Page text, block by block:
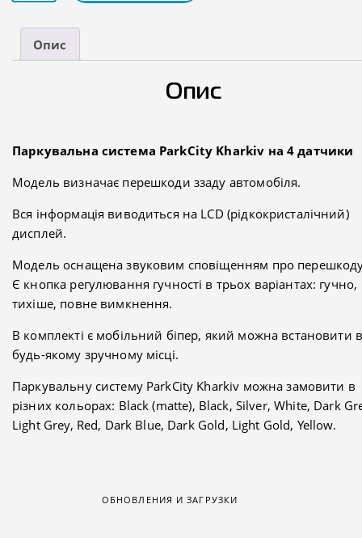
6128-
кількість
Опис
Опис
Паркувальна система ParkCity Kharkiv на 4 датчики
Модель визначає перешкоди ззаду автомобіля.
Вся інформація виводиться на LCD (рідкокристалічний)
дисплей.
Модель оснащена звуковим сповіщенням про
Є кнопка регулювання гучності в трьох варіантах: гучно,
тихіше, повне вимкнення.
В комплекті є мобільний біпер, який можна встановити
будь-якому зручному місці.
Паркувальну систему ParkCity Kharkiv можна замовити в
різних кольорах: Black (matte), Black, Silver, White, Dark
Light Grey, Red, Dark Blue, Dark Gold, Light Gold, Yellow.
ОБНОВЛЕНИЯ И ЗАГРУЗКИ